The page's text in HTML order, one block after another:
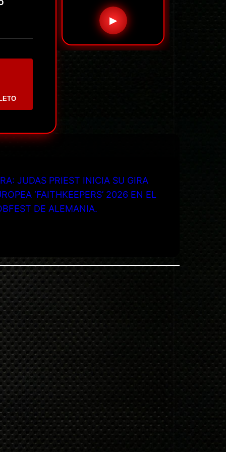
▶
JUDAS PRIEST INICIA SU GIRA
‘FAITHKEEPERS’ 2026 EN EL
DE ALEMANIA.